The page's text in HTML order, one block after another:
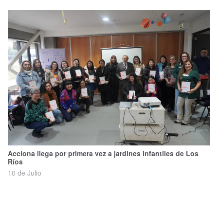
Acciona llega por primera vez a jardines infantiles de Los
Ríos
10 de Julio